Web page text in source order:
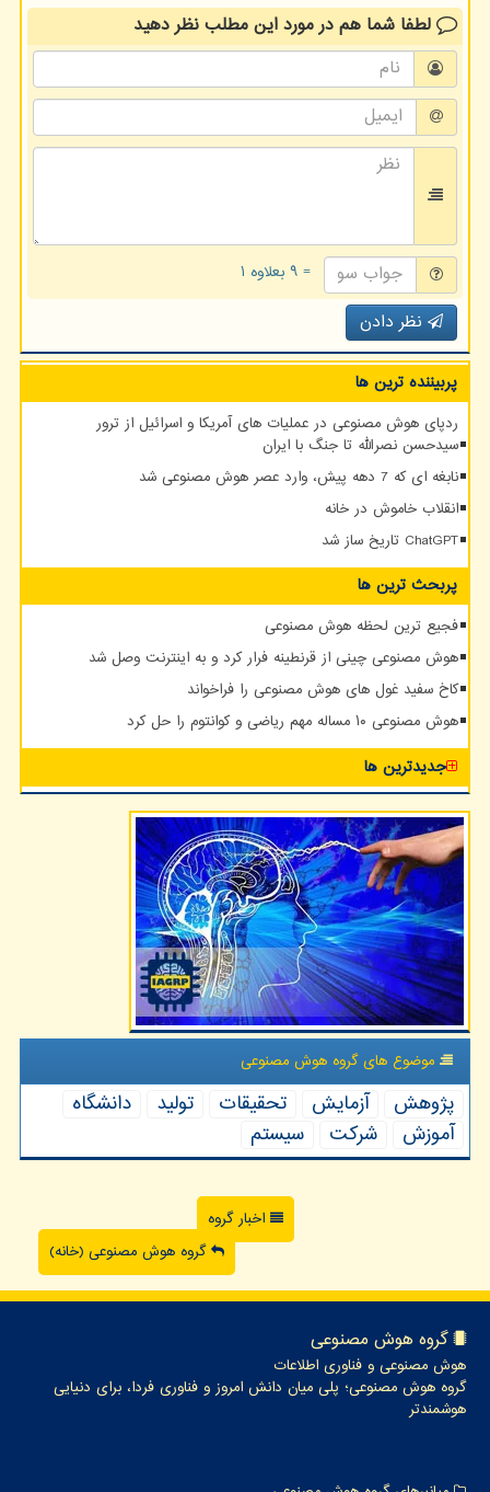
لطفا شما همدر مورد این مطلبنظر دهید
= ۹ بعلاوه ۱
نظر دادن
پربیننده ترین ها
ردپای هوش مصنوعی در عملیات های آمریکا و اسرائیل از ترور
سیدحسن نصرالله تا جنگ با ایران
نابغه ای که 7 دهه پیش، وارد عصر هوش مصنوعی شد
انقلاب خاموش در خانه
ChatGPT تاریخ ساز شد
پربحث ترین ها
فجیع ترین لحظه هوش مصنوعی
هوش مصنوعی چینی از قرنطینه فرار کرد و به اینترنت وصل شد
کاخ سفید غول های هوش مصنوعی را فراخواند
هوش مصنوعی ۱۰ مساله مهم ریاضی و کوانتوم را حل کرد
جدیدترین ها
موضوع های گروه هوش مصنوعی
پژوهش آزمایش تحقیقات تولید
دانشگاه
آموزش
شركت سیستم
اخبار گروه
گروه هوش مصنوعی (خانه)
گروه هوش مصنوعی
هوش مصنوعی و فناوری اطلاعات
گروه هوش مصنوعی؛ پلی میان دانش امروز و فناوری فردا، برای دنیایی
هوشمندتر